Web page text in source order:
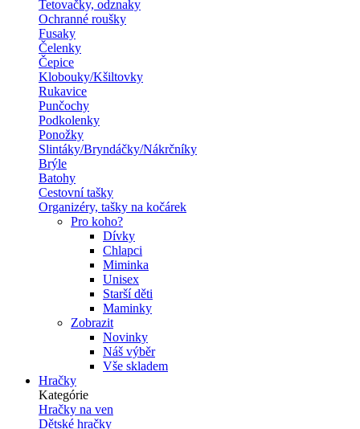
Tetovačky, odznaky
Ochranné roušky
Fusaky
Čelenky
Čepice
Klobouky/Kšiltovky
Rukavice
Punčochy
Podkolenky
Ponožky
Slintáky/Bryndáčky/Nákrčníky
Brýle
Batohy
Cestovní tašky
Organizéry, tašky na kočárek
Pro koho?
Dívky
Chlapci
Miminka
Unisex
Starší děti
Maminky
Zobrazit
Novinky
Náš výběr
Vše skladem
Hračky
Kategórie
Hračky na ven
Dětské hračky